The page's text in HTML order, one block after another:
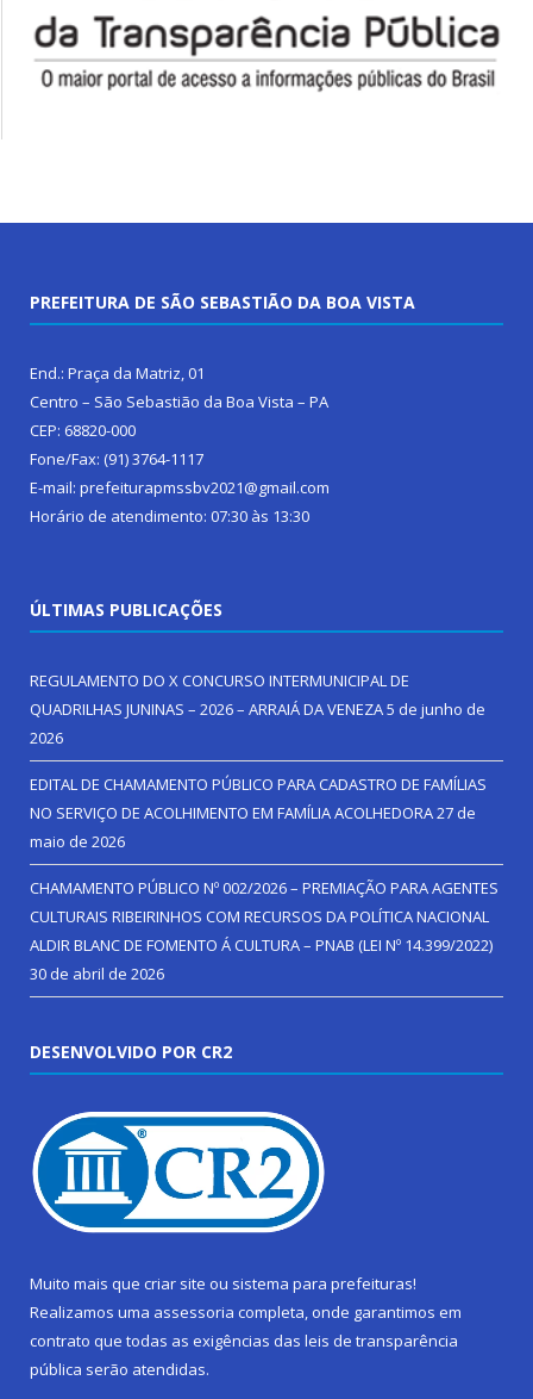
PREFEITURA DE SÃO SEBASTIÃO DA BOA VISTA
End.: Praça da Matriz, 01
Centro – São Sebastião da Boa Vista – PA
CEP: 68820-000
Fone/Fax: (91) 3764-1117
E-mail: prefeiturapmssbv2021@gmail.com
Horário de atendimento: 07:30 às 13:30
ÚLTIMAS PUBLICAÇÕES
REGULAMENTO DO X CONCURSO INTERMUNICIPAL DE
QUADRILHAS JUNINAS – 2026 – ARRAIÁ DA VENEZA5 de junho de
2026
EDITAL DE CHAMAMENTO PÚBLICO PARA CADASTRO DE FAMÍLIAS
NO SERVIÇO DE ACOLHIMENTO EM FAMÍLIA ACOLHEDORA27 de
maio de 2026
CHAMAMENTO PÚBLICO Nº 002/2026 – PREMIAÇÃO PARA AGENTES
CULTURAIS RIBEIRINHOS COM RECURSOS DA POLÍTICA NACIONAL
ALDIR BLANC DE FOMENTO Á CULTURA – PNAB (LEI Nº 14.399/2022)
30 de abril de 2026
DESENVOLVIDO POR CR2
Muito mais que criar site ou sistema para prefeituras!
Realizamos uma assessoria completa, onde garantimos em
contrato que todas as exigências das leis de transparência
pública serão atendidas.